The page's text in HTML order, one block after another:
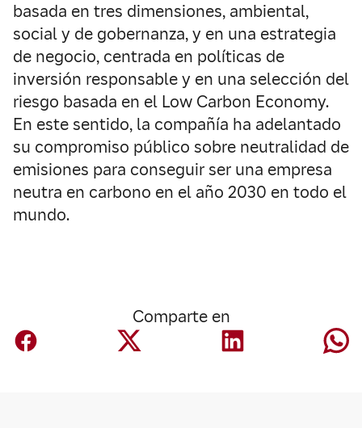
basada en tres dimensiones, ambiental,
social y de gobernanza, y en una estrategia
de negocio, centrada en políticas de
inversión responsable y en una selección del
riesgo basada en el Low Carbon Economy.
En este sentido, la compañía ha adelantado
su compromiso público sobre neutralidad de
emisiones para conseguir ser una empresa
neutra en carbono en el año 2030 en todo el
mundo.
Comparte en